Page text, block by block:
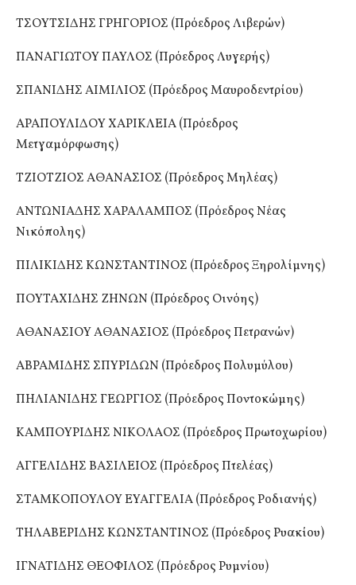
ΤΣΟΥΤΣΙΔΗΣ ΓΡΗΓΟΡΙΟΣ (Πρόεδρος Λιβερών)
ΠΑΝΑΓΙΩΤΟΥ ΠΑΥΛΟΣ (Πρόεδρος Λυγερής)
ΣΠΑΝΙΔΗΣ ΑΙΜΙΛΙΟΣ (Πρόεδρος Μαυροδεντρίου)
ΑΡΑΠΟΥΛΙΔΟΥ ΧΑΡΙΚΛΕΙΑ (Πρόεδρος
Μετγαμόρφωσης)
ΤΖΙΟΤΖΙΟΣ ΑΘΑΝΑΣΙΟΣ (Πρόεδρος Μηλέας)
ΑΝΤΩΝΙΑΔΗΣ ΧΑΡΑΛΑΜΠΟΣ (Πρόεδρος Νέας
Νικόπολης)
ΠΙΛΙΚΙΔΗΣ ΚΩΝΣΤΑΝΤΙΝΟΣ (Πρόεδρος Ξηρολίμνης)
ΠΟΥΤΑΧΙΔΗΣ ΖΗΝΩΝ (Πρόεδρος Οινόης)
ΑΘΑΝΑΣΙΟΥ ΑΘΑΝΑΣΙΟΣ (Πρόεδρος Πετρανών)
ΑΒΡΑΜΙΔΗΣ ΣΠΥΡΙΔΩΝ (Πρόεδρος Πολυμύλου)
ΠΗΛΙΑΝΙΔΗΣ ΓΕΩΡΓΙΟΣ (Πρόεδρος Ποντοκώμης)
ΚΑΜΠΟΥΡΙΔΗΣ ΝΙΚΟΛΑΟΣ (Πρόεδρος Πρωτοχωρίου)
ΑΓΓΕΛΙΔΗΣ ΒΑΣΙΛΕΙΟΣ (Πρόεδρος Πτελέας)
ΣΤΑΜΚΟΠΟΥΛΟΥ ΕΥΑΓΓΕΛΙΑ (Πρόεδρος Ροδιανής)
ΤΗΛΑΒΕΡΙΔΗΣ ΚΩΝΣΤΑΝΤΙΝΟΣ (Πρόεδρος Ρυακίου)
ΙΓΝΑΤΙΔΗΣ ΘΕΟΦΙΛΟΣ (Πρόεδρος Ρυμνίου)